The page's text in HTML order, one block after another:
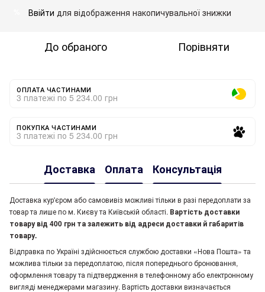
Ввійти для відображення накопичувальної знижки
До обраного Порівняти
ОПЛАТА ЧАСТИНАМИ
3 платежі по 5 234.00 грн
ПОКУПКА ЧАСТИНАМИ
3 платежі по 5 234.00 грн
Доставка Оплата Консультація
Доставка кур'єром або самовивіз можливі тільки в разі передоплати за
товар та лише по м. Києву та Київській області. Вартість доставки
товару від 400 грн та залежить від адреси доставки й габаритів
товару.
Відправка по Україні здійснюється службою доставки «Нова Пошта» та
можлива тільки за передоплатою, після попереднього бронювання,
оформлення товару та підтвердження в телефонному або електронному
вигляді менеджерами магазину. Вартість доставки визначається